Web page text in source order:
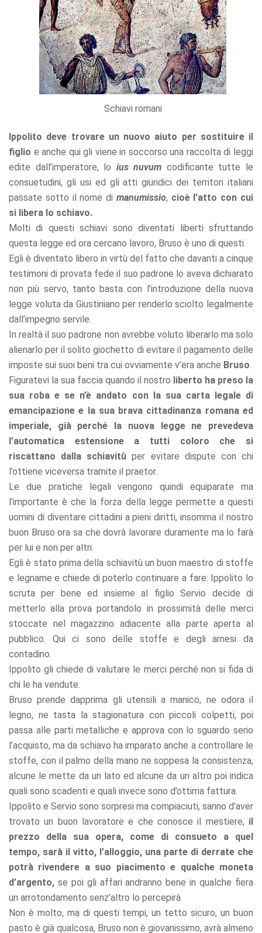
Schiavi romani
Ippolito deve trovare un nuovo aiuto per sostituire il
figlio e anche qui gli viene in soccorso una raccolta di leggi
edite dall’imperatore, lo ius nuvum codificante tutte le
consuetudini, gli usi ed gli atti giuridici dei territori italiani
passate sotto il nome di manumissio, cioè l’atto con cui
si libera lo schiavo.
Molti di questi schiavi sono diventati liberti sfruttando
questa legge ed ora cercano lavoro, Bruso è uno di questi.
Egli è diventato libero in virtù del fatto che davanti a cinque
testimoni di provata fede il suo padrone lo aveva dichiarato
non più servo, tanto basta con l’introduzione della nuova
legge voluta da Giustiniano per renderlo sciolto legalmente
dall’impegno servile.
In realtà il suo padrone non avrebbe voluto liberarlo ma solo
alienarlo per il solito giochetto di evitare il pagamento delle
imposte sui suoi beni tra cui ovviamente v’era anche Bruso.
Figuratevi la sua faccia quando il nostro liberto ha preso la
sua roba e se n’è andato con la sua carta legale di
emancipazione e la sua brava cittadinanza romana ed
imperiale, già perché la nuova legge ne prevedeva
l’automatica estensione a tutti coloro che si
riscattano dalla schiavitù per evitare dispute con chi
l’ottiene viceversa tramite il praetor.
Le due pratiche legali vengono quindi equiparate ma
l’importante è che la forza della legge permette a questi
uomini di diventare cittadini a pieni diritti, insomma il nostro
buon Bruso ora sa che dovrà lavorare duramente ma lo farà
per lui e non per altri.
Egli è stato prima della schiavitù un buon maestro di stoffe
e legname e chiede di poterlo continuare a fare: Ippolito lo
scruta per bene ed insieme al figlio Servio decide di
metterlo alla prova portandolo in prossimità delle merci
stoccate nel magazzino adiacente alla parte aperta al
pubblico. Qui ci sono delle stoffe e degli arnesi da
contadino.
Ippolito gli chiede di valutare le merci perché non si fida di
chi le ha vendute.
Bruso prende dapprima gli utensili a manico, ne odora il
legno, ne tasta la stagionatura con piccoli colpetti, poi
passa alle parti metalliche e approva con lo sguardo serio
l’acquisto, ma da schiavo ha imparato anche a controllare le
stoffe, con il palmo della mano ne soppesa la consistenza,
alcune le mette da un lato ed alcune da un altro poi indica
quali sono scadenti e quali invece sono d’ottima fattura.
Ippolito e Servio sono sorpresi ma compiaciuti, sanno d’aver
trovato un buon lavoratore e che conosce il mestiere, il
prezzo della sua opera, come di consueto a quel
tempo, sarà il vitto, l’alloggio, una parte di derrate che
potrà rivendere a suo piacimento e qualche moneta
d’argento, se poi gli affari andranno bene in qualche fiera
un arrotondamento senz’altro lo percepirà
Non è molto, ma di questi tempi, un tetto sicuro, un buon
pasto è già qualcosa, Bruso non è giovanissimo, avrà almeno